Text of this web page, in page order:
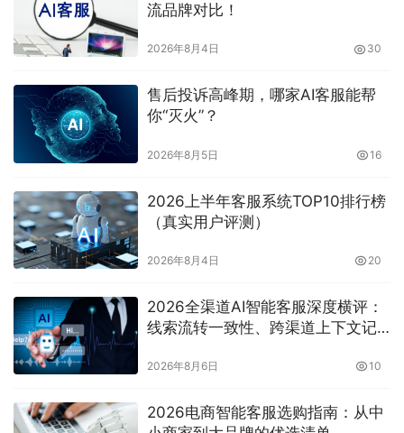
流品牌对比！
2026年8月4日 30
售后投诉高峰期，哪家AI客服能帮
你“灭火”？
2026年8月5日 16
2026上半年客服系统TOP10排行榜
（真实用户评测）
2026年8月4日 20
2026全渠道AI智能客服深度横评：
线索流转一致性、跨渠道上下文记
2026年8月6日 10
2026电商智能客服选购指南：从中